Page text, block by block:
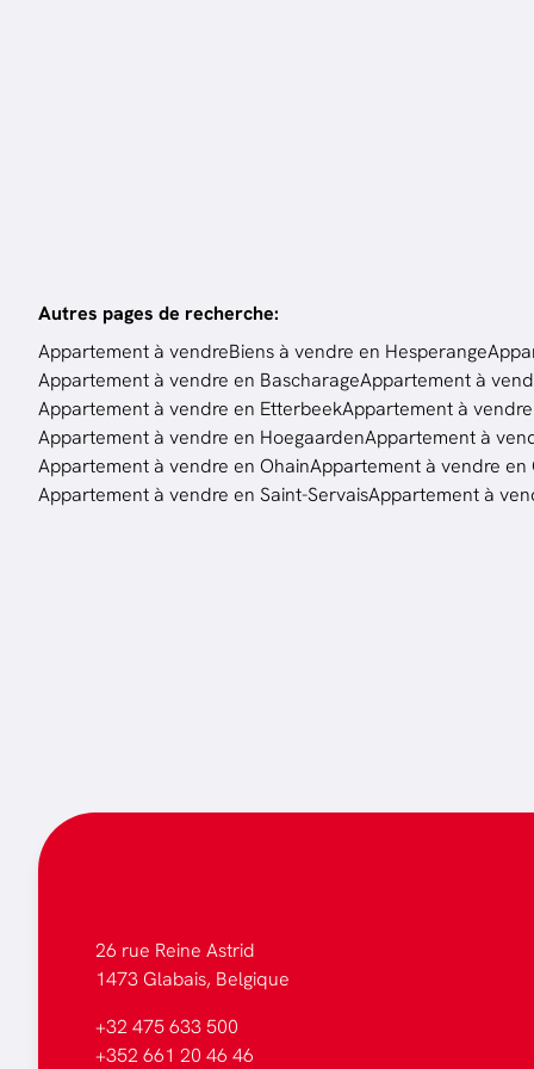
Autres pages de recherche:
Appartement à vendreBiens à vendre en Hesperange
Appartement à vendre en BascharageAppartement à
Appartement à vendre en EtterbeekAppartement à
Appartement à vendre en HoegaardenAppartement à
Appartement à vendre en OhainAppartement à vendre en
Appartement à vendre en Saint-ServaisAppartement à
26 rue Reine Astrid
1473 Glabais, Belgique
+32 475 633 500
+352 661 20 46 46